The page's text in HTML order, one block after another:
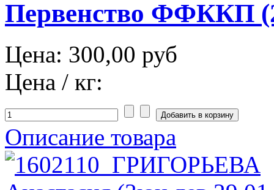
Первенство ФФККП
Цена: 300,00 руб
Цена / кг:
Описание товара